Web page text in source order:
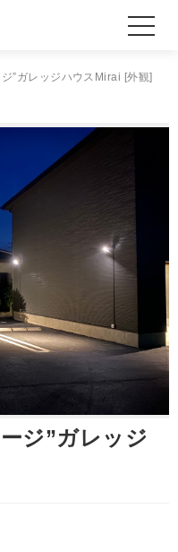
”ガレッジハウスMirai [外観]
ジ”ガレッジ